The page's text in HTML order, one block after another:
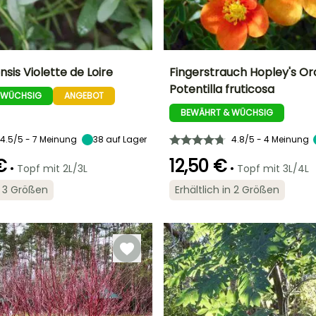
Breite bei Reife Standort
Geeigneter
Zeitraum für die
Pflanzung
Oktober
Violette de Loire
ANGEBOT
4.5/5 - 7 Meinung 38 auf Lager
• Topf mit 2L/3L
Größen
1 m 1 m
Blütezeit
Mai für Oktober
Geeigneter
Zeitraum für die
Pflanzung
September für
November
Fingerstrauch Hopley's
Potentilla fruticosa
BEWÄHRT & WÜCHSIG
4.8/5 - 4 Meinung
12,50 € • Topf mit 3L/4L
Erhältlich in 2 Größen